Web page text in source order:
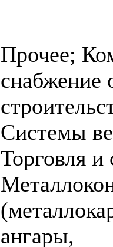
Прочее;
снабжение
Системы
Торговля и
ангары,